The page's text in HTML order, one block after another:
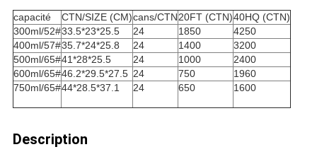
capacité CTN/SIZE (CM)cans/CTN20FT (CTN)40HQ (CTN)
300ml/52#33.5*23*25.5 24 1850
4250
400ml/57#35.7*24*25.8 24 1400
3200
500ml/65#41*28*25.5 24 1000
2400
600ml/65#46.2*29.5*27.5 24 750
1960
750ml/65#44*28.5*37.1 24 650 1600
Description